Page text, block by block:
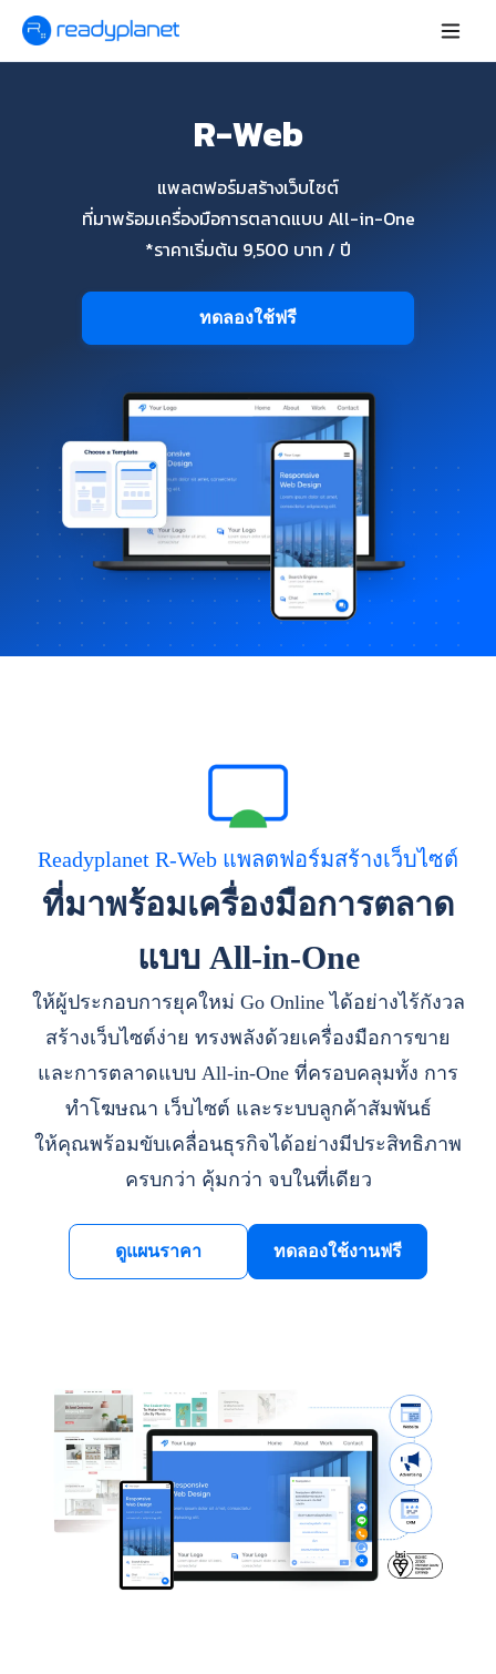
R-Web
แพลตฟอร์มสร้างเว็บไซต์
ที่มาพร้อมเครื่องมือการตลาดแบบ All-in-One
*ราคาเริ่มต้น 9,500 บาท / ปี
ทดลองใช้ฟรี
Readyplanet R-Web แพลตฟอร์มสร้างเว็บไซต์
ที่มาพร้อมเครื่องมือการตลาด
แบบ All-in-One
ให้ผู้ประกอบการยุคใหม่ Go Online ได้อย่างไร้กังวล
สร้างเว็บไซต์ง่าย ทรงพลังด้วยเครื่องมือการขาย
และการตลาดแบบ All-in-One ที่ครอบคลุมทั้ง การ
ทำโฆษณา เว็บไซต์ และระบบลูกค้าสัมพันธ์
ให้คุณพร้อมขับเคลื่อนธุรกิจได้อย่างมีประสิทธิภาพ
ครบกว่า คุ้มกว่า จบในที่เดียว
ดูแผนราคา ทดลองใช้งานฟรี